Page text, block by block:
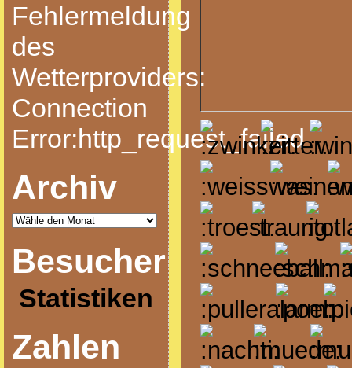
Fehlermeldung
des
Wetterproviders:
Connection
Error:http_request_failed
Archiv
Besucher
Statistiken
Zahlen